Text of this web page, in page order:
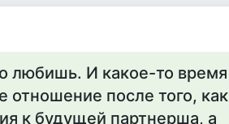
любишь. И какое-то время
после того, как
к будущей партнерша, а